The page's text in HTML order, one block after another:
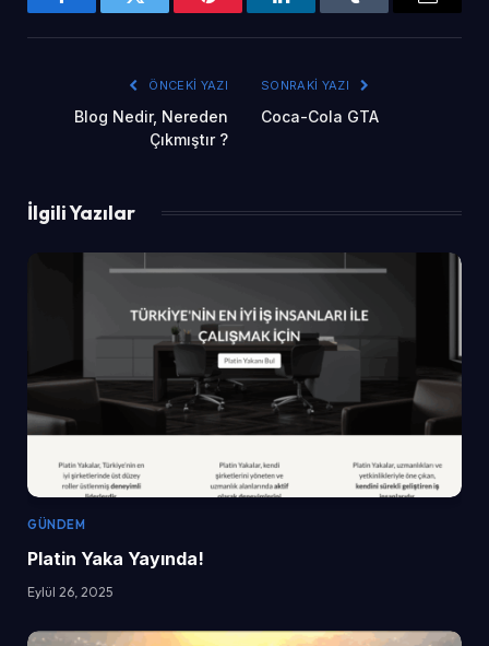
FacebookTwitter Pinterest LinkedInTumblr Email
ÖNCEKI YAZI
Blog Nedir, Nereden
Çıkmıştır ?
SONRAKI YAZI
Coca-Cola GTA
İlgili Yazılar
GÜNDEM
Platin Yaka Yayında!
Eylül 26, 2025